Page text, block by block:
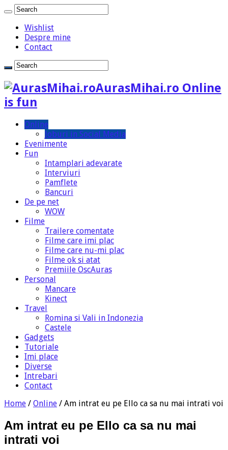
Wishlist
Despre mine
Contact
AurasMihai.ro Online
is fun
Online
Joburi in Social Media
Evenimente
Fun
Intamplari adevarate
Interviuri
Pamflete
Bancuri
De pe net
WOW
Filme
Trailere comentate
Filme care imi plac
Filme care nu-mi plac
Filme ok si atat
Premiile OscAuras
Personal
Mancare
Kinect
Travel
Romina si Vali in Indonezia
Castele
Gadgets
Tutoriale
Imi place
Diverse
Intrebari
Contact
Home / Online / Am intrat eu pe Ello ca sa nu mai intrati voi
Am intrat eu pe Ello ca sa nu mai
intrati voi